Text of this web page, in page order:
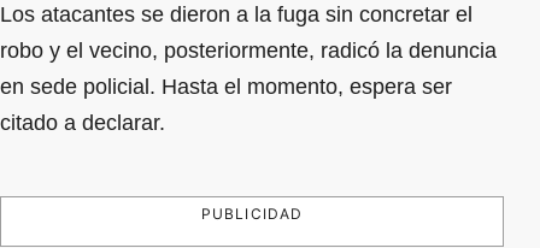
Los atacantes se dieron a la fuga sin concretar el
robo y el vecino, posteriormente, radicó la denuncia
en sede policial. Hasta el momento, espera ser
citado a declarar.
PUBLICIDAD